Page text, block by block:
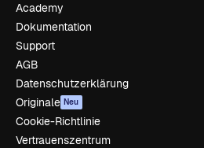
Academy
Dokumentation
Support
AGB
Datenschutzerklärung
Originale Neu
Cookie-Richtlinie
Vertrauenszentrum